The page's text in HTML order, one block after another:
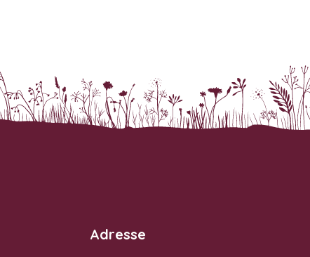
Adresse